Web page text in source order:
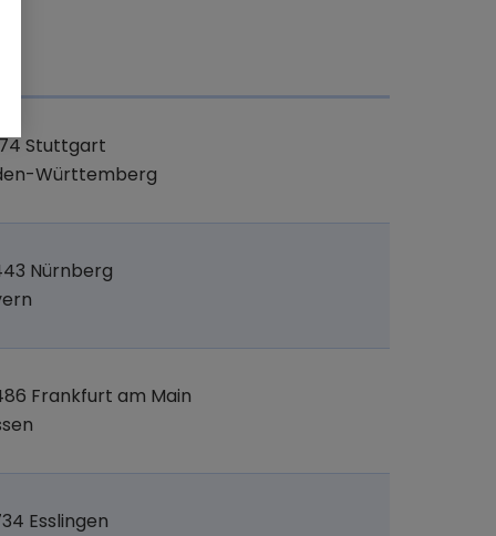
Stuttgart
Württemberg
Nürnberg
Frankfurt am Main
Esslingen